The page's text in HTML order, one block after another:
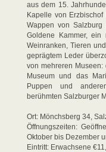
aus dem 15.
Kapelle von
Wappen von
Goldene Kammer, ein
Weinranken, Tieren
geprägtem Leder
von mehreren Museen:
Museum und das
Puppen und
berühmten Salzburger
Ort: Mönchsberg 34,
Öffnungszeiten:
Oktober bis Dezember
Eintritt: Erwachsene